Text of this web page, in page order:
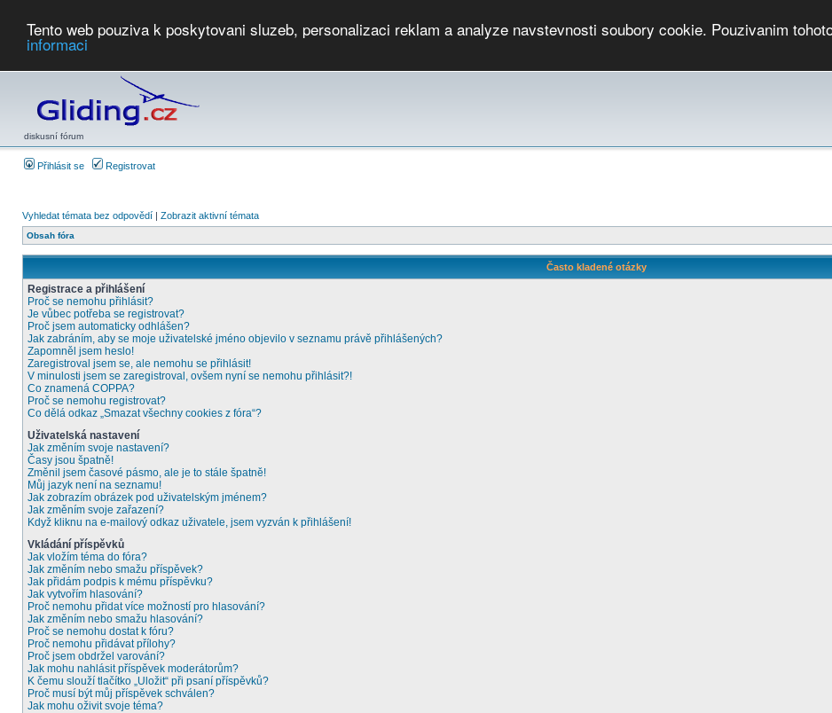
Tento web pouziva k poskytovani sluzeb, personalizaci reklam a analyze navstevnosti soubory cookie. Pouzivanim
informaci
diskusní fórum
Přihlásit se Registrovat
Vyhledat témata bez odpovědí | Zobrazit aktivní témata
Obsah fóra
Často kladené otázky
Registrace a přihlášení
Proč se nemohu přihlásit?
Je vůbec potřeba se registrovat?
Proč jsem automaticky odhlášen?
Jak zabráním, aby se moje uživatelské jméno objevilo v seznamu právě přihlášených?
Zapomněl jsem heslo!
Zaregistroval jsem se, ale nemohu se přihlásit!
V minulosti jsem se zaregistroval, ovšem nyní se nemohu přihlásit?!
Co znamená COPPA?
Proč se nemohu registrovat?
Co dělá odkaz „Smazat všechny cookies z fóra“?
Uživatelská nastavení
Jak změním svoje nastavení?
Časy jsou špatně!
Změnil jsem časové pásmo, ale je to stále špatně!
Můj jazyk není na seznamu!
Jak zobrazím obrázek pod uživatelským jménem?
Jak změním svoje zařazení?
Když kliknu na e-mailový odkaz uživatele, jsem vyzván k přihlášení!
Vkládání příspěvků
Jak vložím téma do fóra?
Jak změním nebo smažu příspěvek?
Jak přidám podpis k mému příspěvku?
Jak vytvořím hlasování?
Proč nemohu přidat více možností pro hlasování?
Jak změním nebo smažu hlasování?
Proč se nemohu dostat k fóru?
Proč nemohu přidávat přílohy?
Proč jsem obdržel varování?
Jak mohu nahlásit příspěvek moderátorům?
K čemu slouží tlačítko „Uložit“ při psaní příspěvků?
Proč musí být můj příspěvek schválen?
Jak mohu oživit svoje téma?